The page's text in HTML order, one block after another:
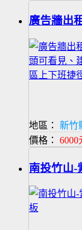
廣告牆出
地區：
新竹
價格： 6000
南投竹山-